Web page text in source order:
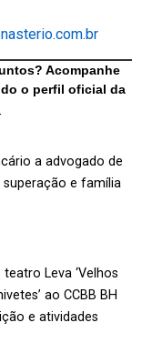
Acompanhe
o perfil oficial da
a advogado de
e família
Leva ‘Velhos
ao CCBB BH
e atividades